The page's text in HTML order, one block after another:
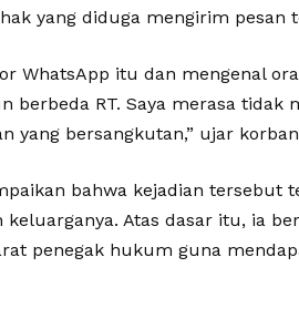
yang diduga mengirim pesan
WhatsApp itu dan mengenal
berbeda RT. Saya merasa
yang bersangkutan,” ujar
bahwa kejadian tersebut
Atas dasar itu, ia
penegak hukum guna